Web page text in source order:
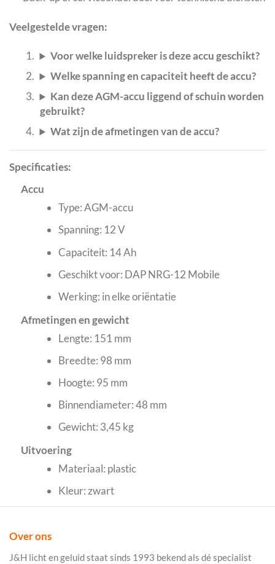
Veelgestelde vragen:
Voor welke luidspreker is deze accu geschikt?
Welke spanning en capaciteit heeft de accu?
Kan deze AGM-accu liggend of schuin worden
gebruikt?
Wat zijn de afmetingen van de accu?
Specificaties:
Accu
Type: AGM-accu
Spanning: 12 V
Capaciteit: 14 Ah
Geschikt voor: DAP NRG-12 Mobile
Werking: in elke oriëntatie
Afmetingen en gewicht
Lengte: 151 mm
Breedte: 98 mm
Hoogte: 95 mm
Binnendiameter: 48 mm
Gewicht: 3,45 kg
Uitvoering
Materiaal: plastic
Kleur: zwart
Over ons
J&H licht en geluid staat sinds 1993 bekend als dé specialist